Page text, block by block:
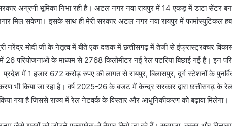
अग्रणी भूमिका निभा रही है। अटल नगर नवा रायपुर में 14 एकड़ में डाटा सेंटर
मिल सकेगा। इसके साथ ही मेरी सरकार अटल नगर नवा रायपुर में फार्मास्युटिकल हब
नरेंद्र मोदी जी के नेतृत्व में बीते एक दशक में छत्तीसगढ़ में तेजी से इंफ्रास्ट्रक्चर
26 परियोजनाओं के माध्यम से 2768 किलोमीटर नई रेल पटरियां बिछाई गई हैं। इन
में 1 हजार 672 करोड़ रुपए की लागत से रायपुर, बिलासपुर, दुर्ग स्टेशनों के
भी किया जा रहा है। वर्ष 2025-26 के बजट में केन्द्र सरकार द्वारा छत्तीसगढ़ के
गया है जिससे राज्य में रेल नेटवर्क के विस्तार और आधुनिकीकरण को बढ़ावा मिलेगा।